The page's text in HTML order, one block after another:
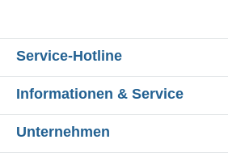
Service-Hotline
Informationen & Service
Unternehmen